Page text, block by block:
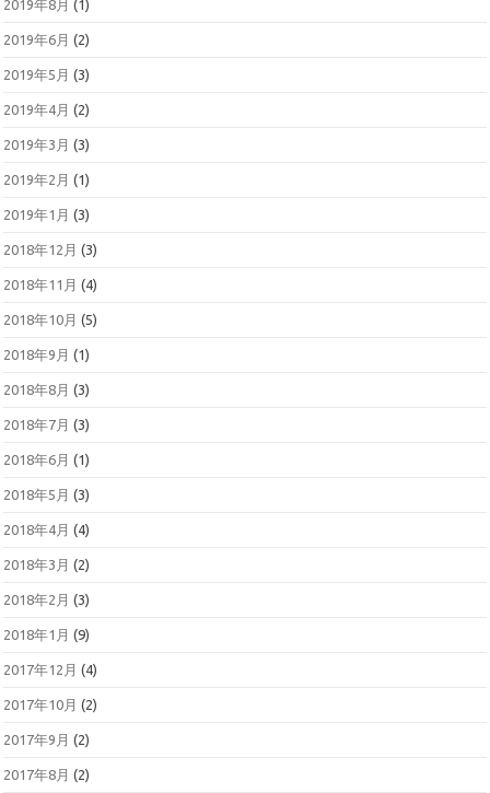
2019年8月 (1)
2019年6月 (2)
2019年5月 (3)
2019年4月 (2)
2019年3月 (3)
2019年2月 (1)
2019年1月 (3)
2018年12月 (3)
2018年11月 (4)
2018年10月 (5)
2018年9月 (1)
2018年8月 (3)
2018年7月 (3)
2018年6月 (1)
2018年5月 (3)
2018年4月 (4)
2018年3月 (2)
2018年2月 (3)
2018年1月 (9)
2017年12月 (4)
2017年10月 (2)
2017年9月 (2)
2017年8月 (2)